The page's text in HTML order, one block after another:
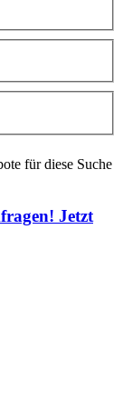
für diese Suche
Jetzt